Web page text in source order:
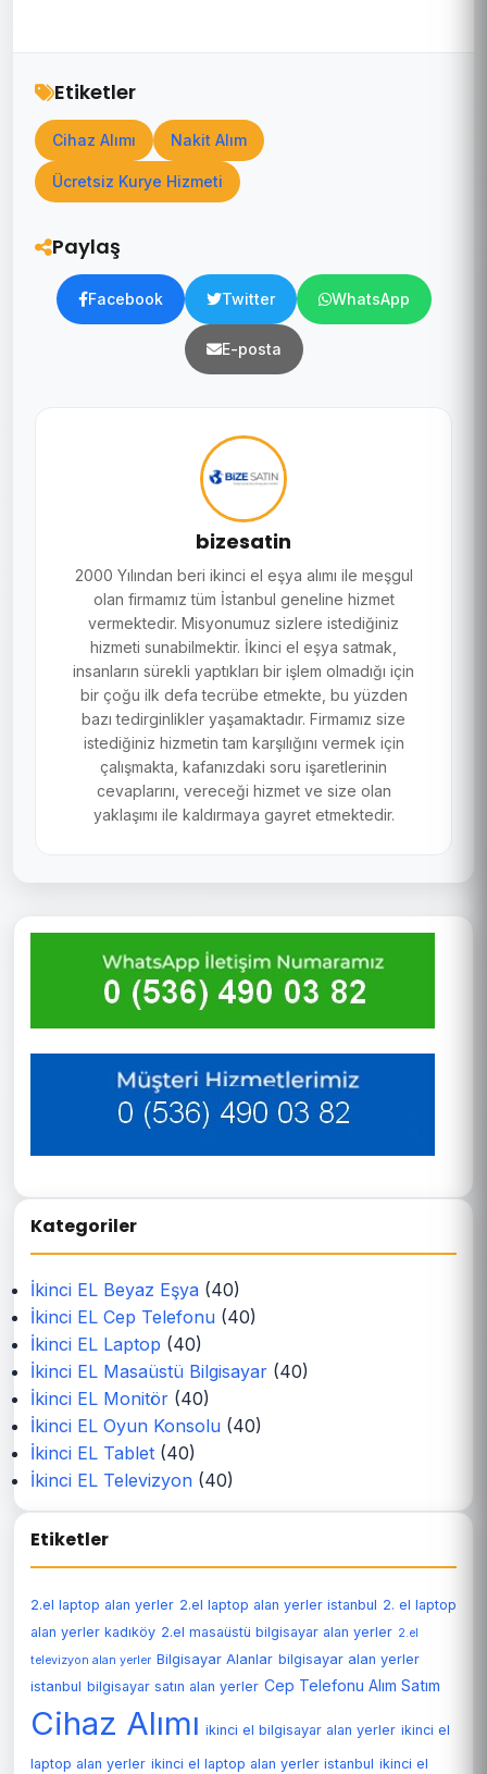
Etiketler
Cihaz Alımı Nakit Alım
Ücretsiz Kurye Hizmeti
Paylaş
Facebook Twitter WhatsApp
E-posta
bizesatin
2000 Yılından beri ikinci el eşya alımı ile meşgul
olan firmamız tüm İstanbul geneline hizmet
vermektedir. Misyonumuz sizlere istediğiniz
hizmeti sunabilmektir. İkinci el eşya satmak,
insanların sürekli yaptıkları bir işlem olmadığı için
bir çoğu ilk defa tecrübe etmekte, bu yüzden
bazı tedirginlikler yaşamaktadır. Firmamız size
istediğiniz hizmetin tam karşılığını vermek için
çalışmakta, kafanızdaki soru işaretlerinin
cevaplarını, vereceği hizmet ve size olan
yaklaşımı ile kaldırmaya gayret etmektedir.
Kategoriler
İkinci EL Beyaz Eşya (40)
İkinci EL Cep Telefonu (40)
İkinci EL Laptop (40)
İkinci EL Masaüstü Bilgisayar (40)
İkinci EL Monitör (40)
İkinci EL Oyun Konsolu (40)
İkinci EL Tablet (40)
İkinci EL Televizyon (40)
Etiketler
2.el laptop alan yerler 2.el laptop alan yerler istanbul 2. el laptop
alan yerler kadıköy 2.el masaüstü bilgisayar alan yerler 2.el
televizyon alan yerler Bilgisayar Alanlar bilgisayar alan yerler
istanbul bilgisayar satın alan yerler Cep Telefonu Alım Satım
Cihaz Alımı ikinci el bilgisayar alan yerler ikinci el
laptop alan yerler ikinci el laptop alan yerler istanbul ikinci el